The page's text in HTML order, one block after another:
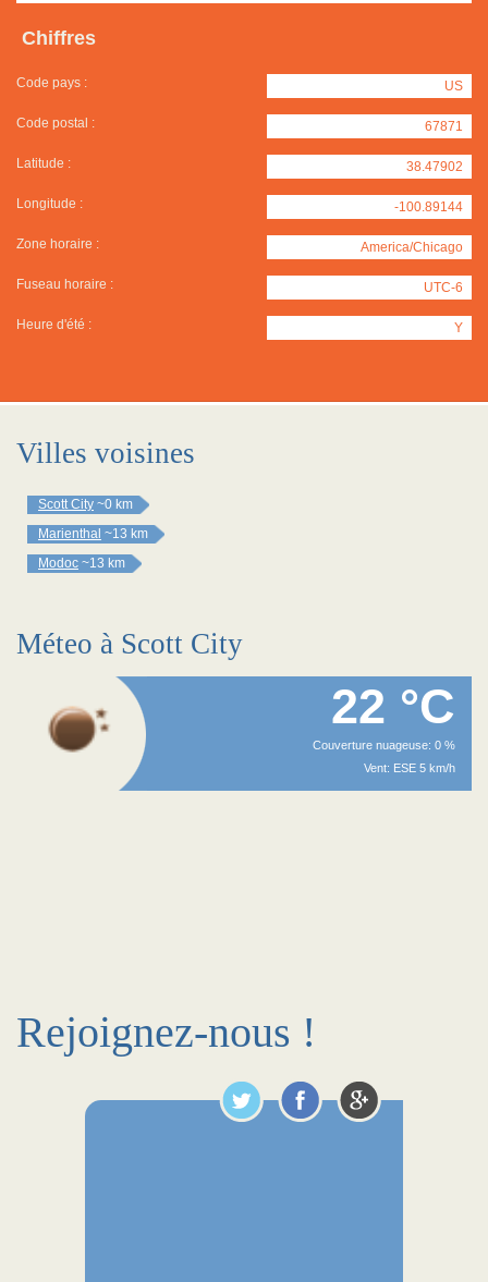
Chiffres
Code pays : US
Code postal : 67871
Latitude : 38.47902
Longitude : -100.89144
Zone horaire : America/Chicago
Fuseau horaire : UTC-6
Heure d'été : Y
Villes voisines
Scott City ~0 km
Marienthal ~13 km
Modoc ~13 km
Méteo à Scott City
22 °C
Couverture nuageuse: 0 %
Vent: ESE 5 km/h
Rejoignez-nous !